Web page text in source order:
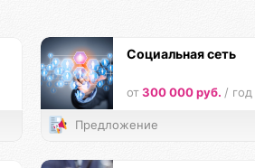
Социальная сеть
от 300 000 руб. / год
Предложение